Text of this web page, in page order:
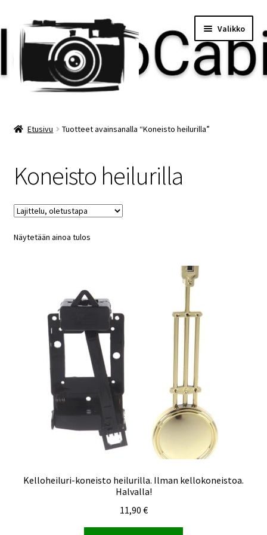
Siirry
navigointiin
Siirry
sisältöön
Valikko
Minun tilini
Ostoskori
Etusivu Tuotteet avainsanalla “Koneisto heilurilla”
Koneisto heilurilla
Näytetään ainoa tulos
Kelloheiluri-koneisto heilurilla. Ilman kellokoneistoa.
Halvalla!
11,90 €